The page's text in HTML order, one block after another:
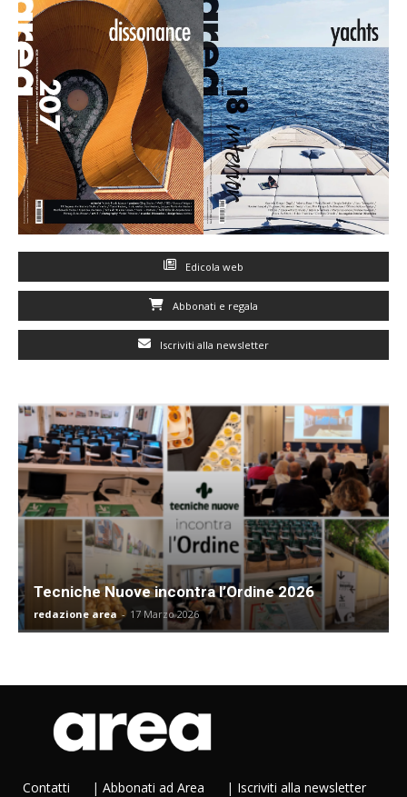
Edicola web
Abbonati e regala
Iscriviti alla newsletter
Tecniche Nuove incontra l’Ordine 2026
redazione area - 17 Marzo 2026
Contatti | Abbonati ad Area | Iscriviti alla newsletter